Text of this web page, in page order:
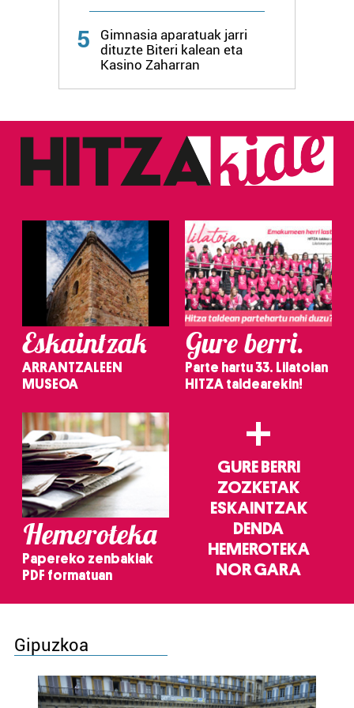
Webgune honek cookie propioak eta hirugarrenen cookie-
fitxategiak erabiltzen ditu. Zure esperientzia eta
zerbitzuak hobetzeko asmoz, cookie teknologiaz
baliatzen gara. Ohar hau onartuz gero, teknologia hori
erabiltzeko baimen esplizitua ematen diguzu.Gehiago
5
Gimnasia aparatuak jarri
dituzte Biteri kalean eta
Kasino Zaharran
Eskaintzak
ARRANTZALEEN
MUSEOA
Gure berri.
Parte hartu 33. Lilatoian
HITZA taldearekin!
Hemeroteka
Papereko zenbakiak
PDF formatuan
+
GURE BERRI
ZOZKETAK
ESKAINTZAK
DENDA
HEMEROTEKA
NOR GARA
Gipuzkoa